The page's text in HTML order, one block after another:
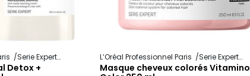
Serie Expert Metal Detox
Detox +
L’Oréal Professionnel Paris Serie Expert
Masque cheveux colorés Vitamino